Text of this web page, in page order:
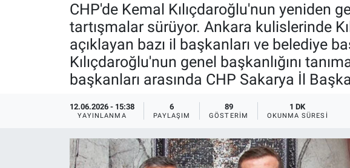
CHP'de Kemal Kılıçdaroğlu'nun yeniden
tartışmalar sürüyor. Ankara kulislerinde
açıklayan bazı il başkanları ve belediye
Kılıçdaroğlu'nun genel başkanlığını
başkanları arasında CHP Sakarya İl
12.06.2026 - 15:38
YAYINLANMA
6
PAYLAŞIM
89
GÖSTERIM
1 DK
OKUNMA SÜRESI
SOKAK RÖPORTAJLARI
MAGAZİN
ÖZEL HABER
Haber Arşivi